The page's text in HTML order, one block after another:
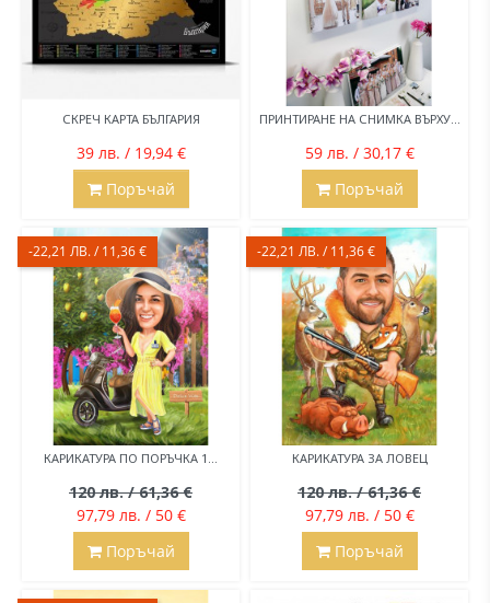
СКРЕЧ КАРТА БЪЛГАРИЯ
39 лв. / 19,94 €
Поръчай
ПРИНТИРАНЕ НА СНИМКА ВЪРХУ...
59 лв. / 30,17 €
Поръчай
КАРИКАТУРА ПО ПОРЪЧКА 1...
120 лв. / 61,36 €
97,79 лв. / 50 €
-22,21 ЛВ. / 11,36 €
Поръчай
КАРИКАТУРА ЗА ЛОВЕЦ
120 лв. / 61,36 €
97,79 лв. / 50 €
-22,21 ЛВ. / 11,36 €
Поръчай